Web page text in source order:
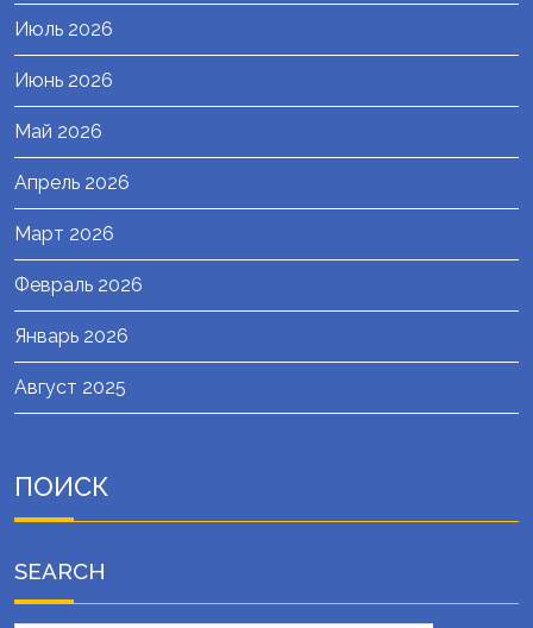
Июль 2026
Июнь 2026
Май 2026
Апрель 2026
Март 2026
Февраль 2026
Январь 2026
Август 2025
ПОИСК
SEARCH